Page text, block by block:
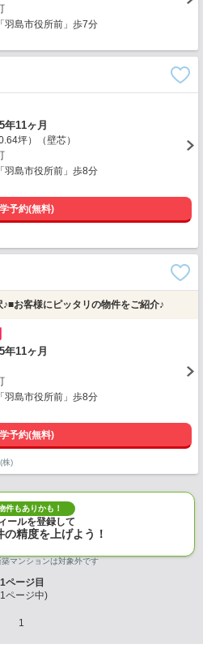
羽島市役所前」歩7分
年11ヶ月
坪）（壁芯）
羽島市役所前」歩8分
予約(無料)
お客様にピッタリの物件をご紹介♪
年11ヶ月
羽島市役所前」歩8分
予約(無料)
株)
件もありかも！
ールを登録して
の精度を上げよう！
マンションは対象外です
1ページ目
1ページ中)
1